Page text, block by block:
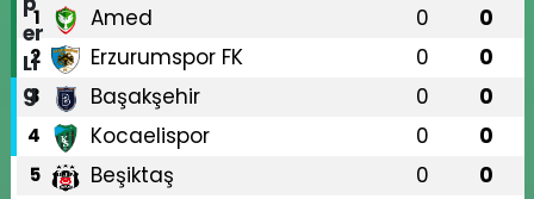
1 Amed 0 0
2 Erzurumspor FK 0 0
3 Başakşehir 0 0
4 Kocaelispor 0 0
5 Beşiktaş 0 0